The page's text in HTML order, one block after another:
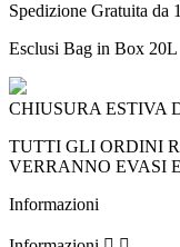
Spedizione Gratuita da
Esclusi Bag in Box 20L
CHIUSURA ESTIVA
TUTTI GLI ORDINI
VERRANNO EVASI
Informazioni